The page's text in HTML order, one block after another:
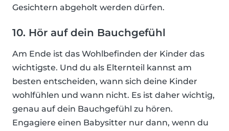
Gesichtern abgeholt werden dürfen.
10. Hör auf dein Bauchgefühl
Am Ende ist das Wohlbefinden der Kinder das
wichtigste. Und du als Elternteil kannst am
besten entscheiden, wann sich deine Kinder
wohlfühlen und wann nicht. Es ist daher wichtig,
genau auf dein Bauchgefühl zu hören.
Engagiere einen Babysitter nur dann, wenn du